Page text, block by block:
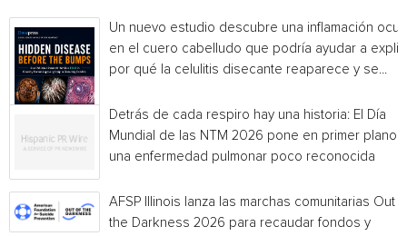
Un nuevo estudio descubre una inflamación
en el cuero cabelludo que podría ayudar a
por qué la celulitis disecante reaparece y se...
Detrás de cada respiro hay una historia: El Día
Mundial de las NTM 2026 pone en primer plano
una enfermedad pulmonar poco reconocida
AFSP Illinois lanza las marchas comunitarias Out
the Darkness 2026 para recaudar fondos y